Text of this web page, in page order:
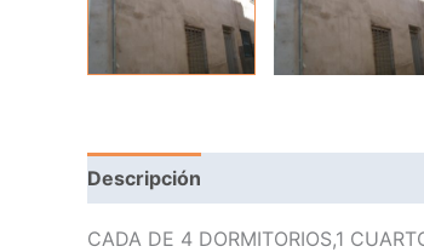
Descripción
CADA DE 4 DORMITORIOS,1